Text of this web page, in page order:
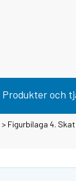
Produkter och
> Figurbilaga 4.